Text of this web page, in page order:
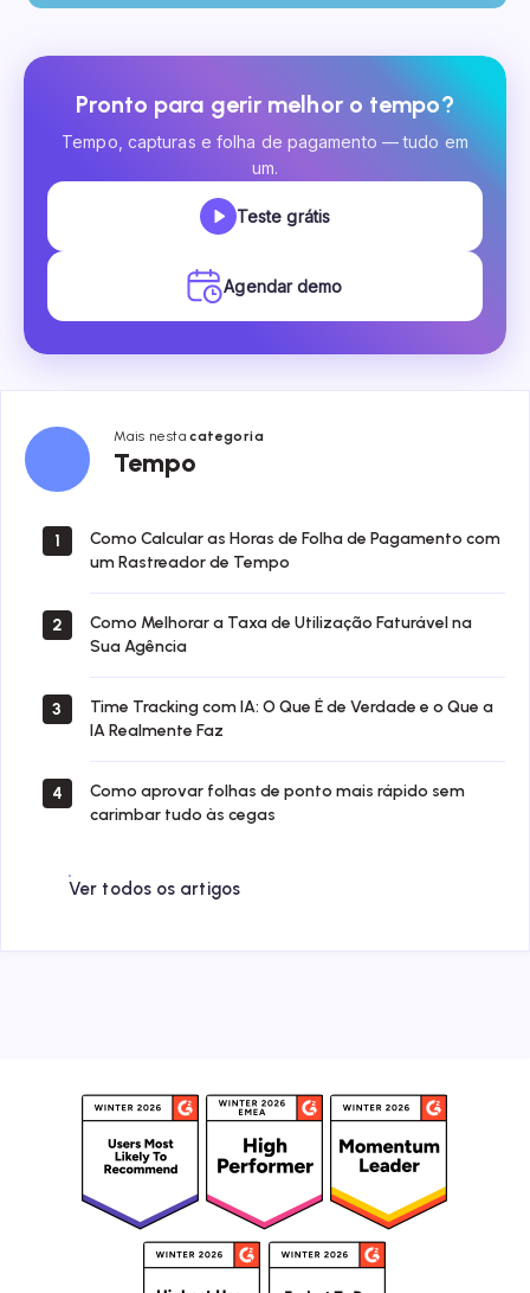
Pronto para gerir melhor o tempo?
Tempo, capturas e folha de pagamento — tudo em
um.
Teste grátis
Agendar demo
Mais nestacategoria
Tempo
Tempo
1
Como Calcular as Horas de Folha de Pagamento com
um Rastreador de Tempo
2
Como Melhorar a Taxa de Utilização Faturável na
Sua Agência
3
Time Tracking com IA: O Que É de Verdade e o Que a
IA Realmente Faz
4
Como aprovar folhas de ponto mais rápido sem
carimbar tudo às cegas
Ver todos os artigos